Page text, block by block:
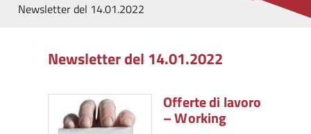
Newsletter del 14.01.2022
Newsletter del 14.01.2022
Offerte di lavoro
– Working